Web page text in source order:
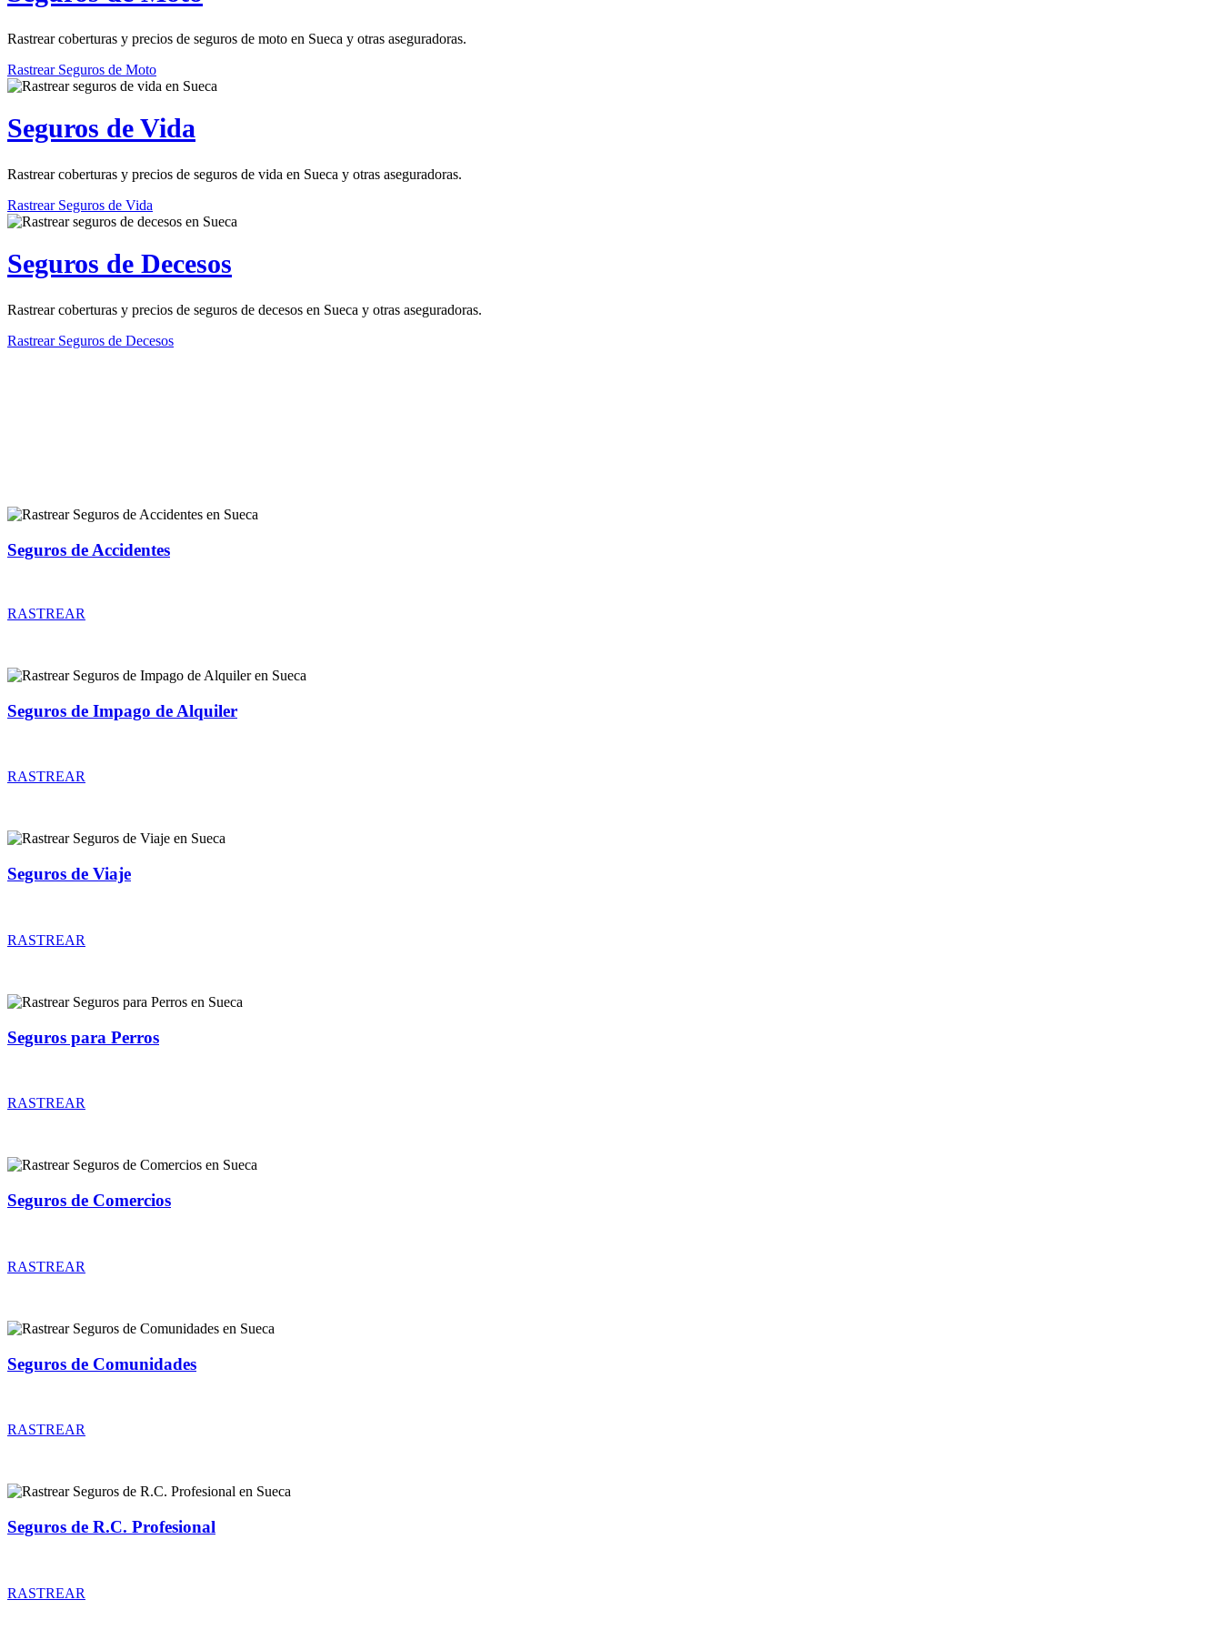
Rastrear coberturas y precios de seguros de moto en Sueca y otras aseguradoras.
Rastrear Seguros de Moto
Seguros de Vida
Rastrear coberturas y precios de seguros de vida en Sueca y otras aseguradoras.
Rastrear Seguros de Vida
Seguros de Decesos
Rastrear coberturas y precios de seguros de decesos en Sueca y otras aseguradoras.
Rastrear Seguros de Decesos
Seguros de Accidentes
RASTREAR
Seguros de Impago de Alquiler
RASTREAR
Seguros de Viaje
RASTREAR
Seguros para Perros
RASTREAR
Seguros de Comercios
RASTREAR
Seguros de Comunidades
RASTREAR
Seguros de R.C. Profesional
RASTREAR